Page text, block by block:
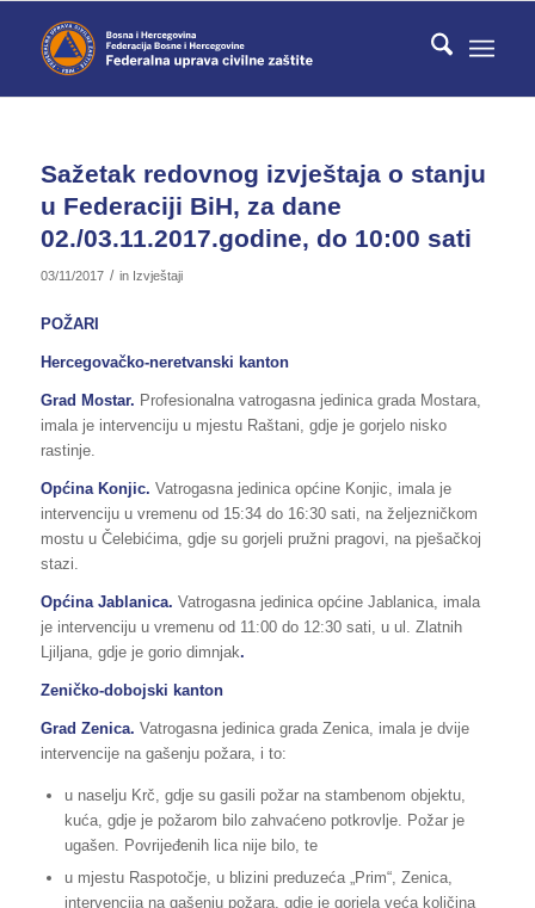
Sažetak redovnog izvještaja o stanju
u Federaciji BiH, za dane
02./03.11.2017.godine, do 10:00 sati
03/11/2017 / in Izvještaji
POŽARI
Hercegovačko-neretvanski kanton
Grad Mostar. Profesionalna vatrogasna jedinica grada Mostara,
imala je intervenciju u mjestu Raštani, gdje je gorjelo nisko
rastinje.
Općina Konjic. Vatrogasna jedinica općine Konjic, imala je
intervenciju u vremenu od 15:34 do 16:30 sati, na željezničkom
mostu u Čelebićima, gdje su gorjeli pružni pragovi, na pješačkoj
stazi.
Općina Jablanica. Vatrogasna jedinica općine Jablanica, imala
je intervenciju u vremenu od 11:00 do 12:30 sati, u ul. Zlatnih
Ljiljana, gdje je gorio dimnjak.
Zeničko-dobojski kanton
Grad Zenica. Vatrogasna jedinica grada Zenica, imala je dvije
intervencije na gašenju požara, i to:
u naselju Krč, gdje su gasili požar na stambenom objektu,
kuća, gdje je požarom bilo zahvaćeno potkrovlje. Požar je
ugašen. Povrijeđenih lica nije bilo, te
u mjestu Raspotočje, u blizini preduzeća „Prim“, Zenica,
intervencija na gašenju požara, gdje je gorjela veća količina